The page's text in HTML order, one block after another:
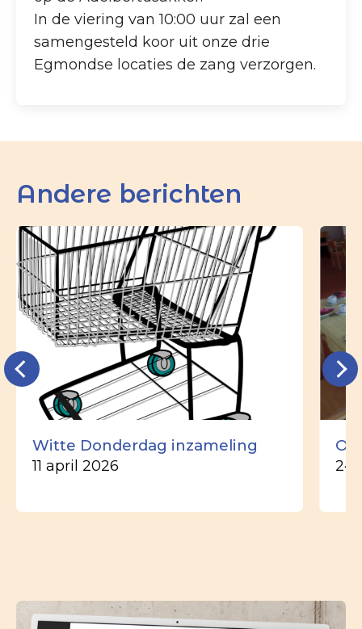
In de viering van 10:00 uur zal een
samengesteld koor uit onze drie
Egmondse locaties de zang verzorgen.
Andere berichten
Witte Donderdag inzameling
11 april 2026 24